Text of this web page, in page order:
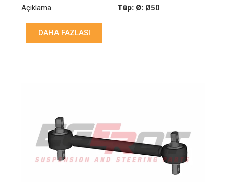
6133300006
Açıklama Tüp: Ø: Ø50
DAHA FAZLASI